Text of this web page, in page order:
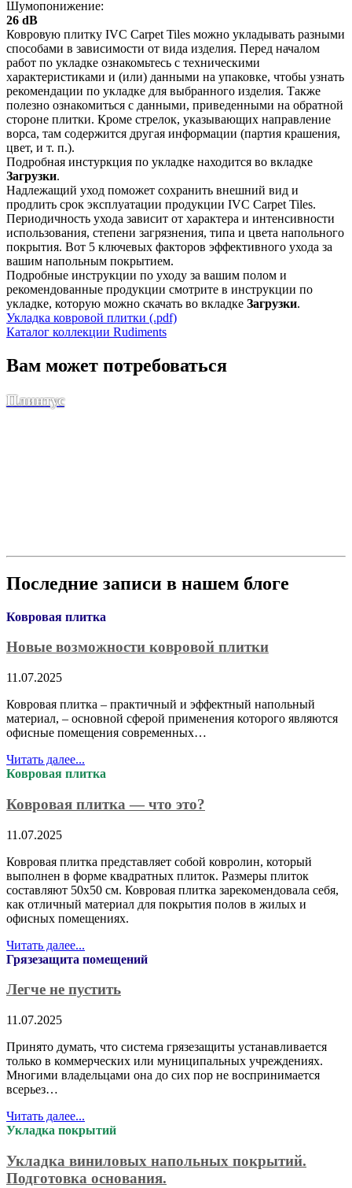
Шумопонижение:
26 dB
Ковровую плитку IVC Carpet Tiles можно укладывать разными
способами в зависимости от вида изделия. Перед началом
работ по укладке ознакомьтесь с техническими
характеристиками и (или) данными на упаковке, чтобы узнать
рекомендации по укладке для выбранного изделия. Также
полезно ознакомиться с данными, приведенными на обратной
стороне плитки. Кроме стрелок, указывающих направление
ворса, там содержится другая информации (партия крашения,
цвет, и т. п.).
Подробная инстуркция по укладке находится во вкладке
Загрузки.
Надлежащий уход поможет сохранить внешний вид и
продлить срок эксплуатации продукции IVC Carpet Tiles.
Периодичность ухода зависит от характера и интенсивности
использования, степени загрязнения, типа и цвета напольного
покрытия. Вот 5 ключевых факторов эффективного ухода за
вашим напольным покрытием.
Подробные инструкции по уходу за вашим полом и
рекомендованные продукции смотрите в инструкции по
укладке, которую можно скачать во вкладке Загрузки.
Укладка ковровой плитки (.pdf)
Каталог коллекции Rudiments
Вам может потребоваться
Плинтус
Последние записи в нашем блоге
Ковровая плитка
Новые возможности ковровой плитки
11.07.2025
Ковровая плитка – практичный и эффектный напольный
материал, – основной сферой применения которого являются
офисные помещения современных…
Читать далее...
Ковровая плитка
Ковровая плитка — что это?
11.07.2025
Ковровая плитка представляет собой ковролин, который
выполнен в форме квадратных плиток. Размеры плиток
составляют 50х50 см. Ковровая плитка зарекомендовала себя,
как отличный материал для покрытия полов в жилых и
офисных помещениях.
Читать далее...
Грязезащита помещений
Легче не пустить
11.07.2025
Принято думать, что система грязезащиты устанавливается
только в коммерческих или муниципальных учреждениях.
Многими владельцами она до сих пор не воспринимается
всерьез…
Читать далее...
Укладка покрытий
Укладка виниловых напольных покрытий.
Подготовка основания.